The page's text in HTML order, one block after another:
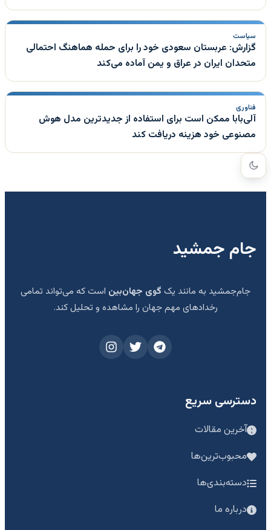
سیاست
گزارش: عربستان سعودی خود را برای حمله هماهنگ احتمالی
متحدان ایران در عراق و یمن آماده می‌کند
فناوری
آلی‌بابا ممکن است برای استفاده از جدیدترین مدل هوش
مصنوعی خود هزینه دریافت کند
جام جمشید
جام‌جمشید به مانند یک گوی جهان‌بین است که می‌تواند تمامی
رخدادهای مهم جهان را مشاهده و تحلیل کند.
دسترسی سریع
آخرین مقالات
محبوب‌ترین‌ها
دسته‌بندی‌ها
درباره ما